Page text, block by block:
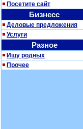
Посетите сайт
Бизнесс
Деловые предложения
Услуги
Разное
Ищу родных
Прочее